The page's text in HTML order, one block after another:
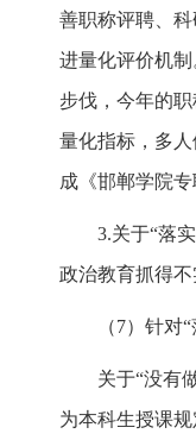
善职称评聘、
进量化评价机
步伐，今年的
量化指标，多
成《邯郸学院
3.关于“落
政治教育抓得不
（7）针对
关于“没有
为本科生授课